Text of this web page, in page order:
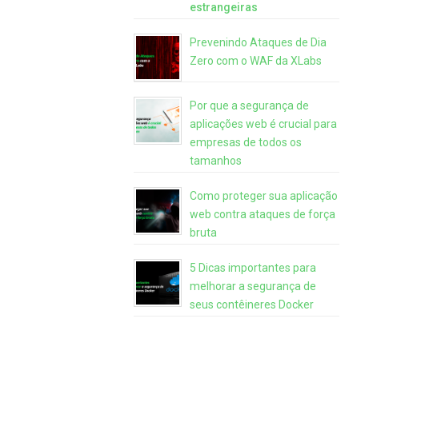
estrangeiras
Prevenindo Ataques de Dia
Zero com o WAF da XLabs
Por que a segurança de
aplicações web é crucial para
empresas de todos os
tamanhos
Como proteger sua aplicação
web contra ataques de força
bruta
5 Dicas importantes para
melhorar a segurança de
seus contêineres Docker